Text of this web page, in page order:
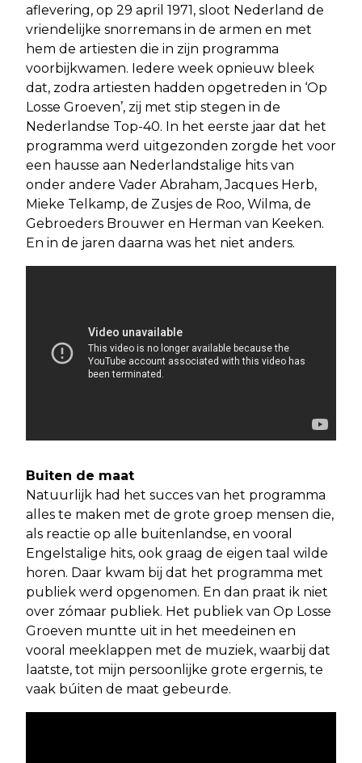
aflevering, op 29 april 1971, sloot Nederland de
vriendelijke snorremans in de armen en met
hem de artiesten die in zijn programma
voorbijkwamen. Iedere week opnieuw bleek
dat, zodra artiesten hadden opgetreden in ‘Op
Losse Groeven’, zij met stip stegen in de
Nederlandse Top-40. In het eerste jaar dat het
programma werd uitgezonden zorgde het voor
een hausse aan Nederlandstalige hits van
onder andere Vader Abraham, Jacques Herb,
Mieke Telkamp, de Zusjes de Roo, Wilma, de
Gebroeders Brouwer en Herman van Keeken.
En in de jaren daarna was het niet anders.
Buiten de maat
Natuurlijk had het succes van het programma
alles te maken met de grote groep mensen die,
als reactie op alle buitenlandse, en vooral
Engelstalige hits, ook graag de eigen taal wilde
horen. Daar kwam bij dat het programma met
publiek werd opgenomen. En dan praat ik niet
over zómaar publiek. Het publiek van Op Losse
Groeven muntte uit in het meedeinen en
vooral meeklappen met de muziek, waarbij dat
laatste, tot mijn persoonlijke grote ergernis, te
vaak búiten de maat gebeurde.